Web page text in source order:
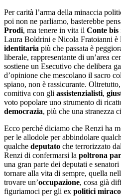
Per carità l’arma della minaccia
poi non ne parliamo, basterebbe
Prodi, ma tenere in vita il Conte bis
Laura Boldrini e Nicola Fratoianni è
identitaria più che passata è
liberale, rappresentante di un’area
sostiene un Esecutivo che delibera
d’opinione che mescolano il sacro
spiano, non è rassicurante.
comitiva con gli assistenzialisti,
voto popolare uno strumento di
democrazia, più che una stranezza
Ecco perché diciamo che Renzi ha
per le allodole per abbindolare
qualche deputato che terrorizzato
Renzi di confermarsi la poltrona
una gran parte dei deputati e
tornare alla vita di sempre, quella
trovare un’occupazione, cosa già
figuriamoci per gli ex politici